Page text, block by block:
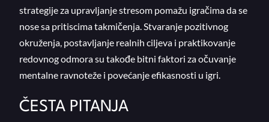
strategije za upravljanje stresom pomažu igračima da se
nose sa pritiscima takmičenja. Stvaranje pozitivnog
okruženja, postavljanje realnih ciljeva i praktikovanje
redovnog odmora su takođe bitni faktori za očuvanje
mentalne ravnoteže i povećanje efikasnosti u igri.
ČESTA PITANJA